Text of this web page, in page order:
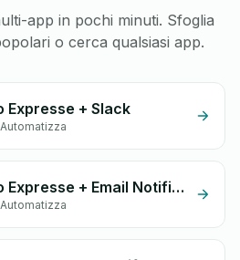
app in pochi minuti. Sfoglia
o cerca qualsiasi app.
Expresse + Slack
Livreego Expresse + Email Notifications by eGrow